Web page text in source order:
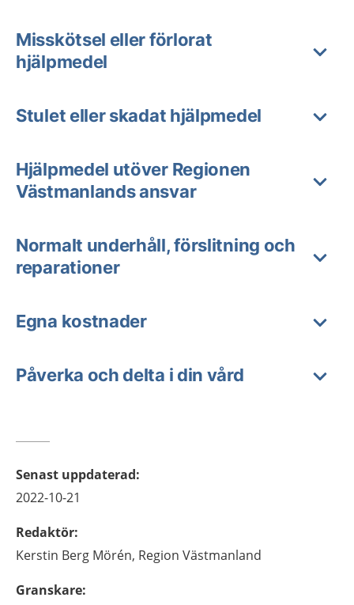
Misskötsel eller förlorat
hjälpmedel
Stulet eller skadat hjälpmedel
Hjälpmedel utöver Regionen
Västmanlands ansvar
Normalt underhåll, förslitning och
reparationer
Egna kostnader
Påverka och delta i din vård
Senast uppdaterad:
2022-10-21
Redaktör:
Kerstin Berg Mörén, Region Västmanland
Granskare: